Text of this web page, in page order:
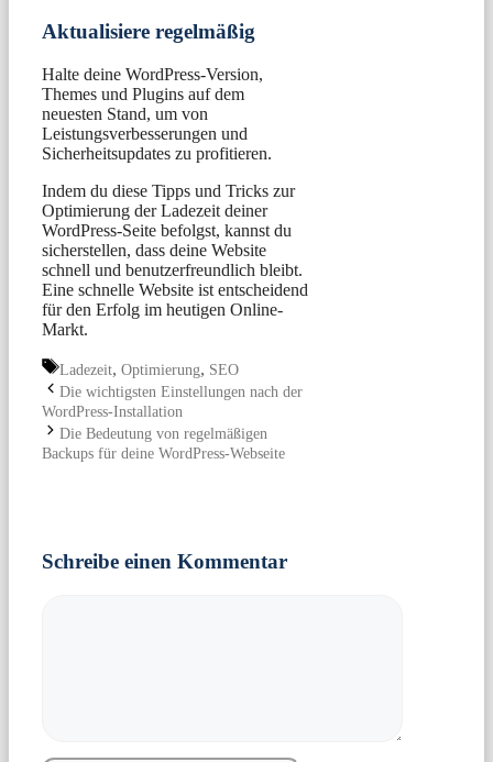
Aktualisiere regelmäßig
Halte deine WordPress-Version,
Themes und Plugins auf dem
neuesten Stand, um von
Leistungsverbesserungen und
Sicherheitsupdates zu profitieren.
Indem du diese Tipps und Tricks zur
Optimierung der Ladezeit deiner
WordPress-Seite befolgst, kannst du
sicherstellen, dass deine Website
schnell und benutzerfreundlich bleibt.
Eine schnelle Website ist entscheidend
für den Erfolg im heutigen Online-
Markt.
Schlagwörter
Ladezeit, Optimierung, SEO
Die wichtigsten Einstellungen nach der
WordPress-Installation
Die Bedeutung von regelmäßigen
Backups für deine WordPress-Webseite
Schreibe einen Kommentar